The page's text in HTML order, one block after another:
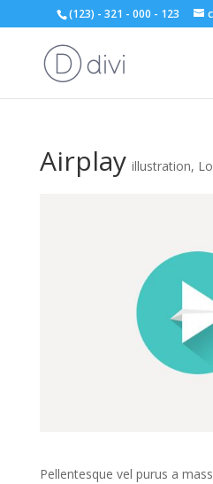
(123) - 321 - 000 - 123
Airplay illustration,
Pellentesque vel purus a